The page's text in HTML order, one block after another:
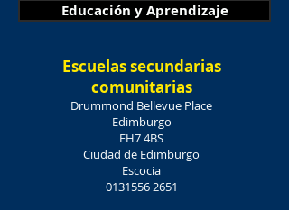
Educación y Aprendizaje
Escuelas secundarias
comunitarias
Drummond Bellevue Place
Edimburgo
EH7 4BS
Ciudad de Edimburgo
Escocia
0131556 2651